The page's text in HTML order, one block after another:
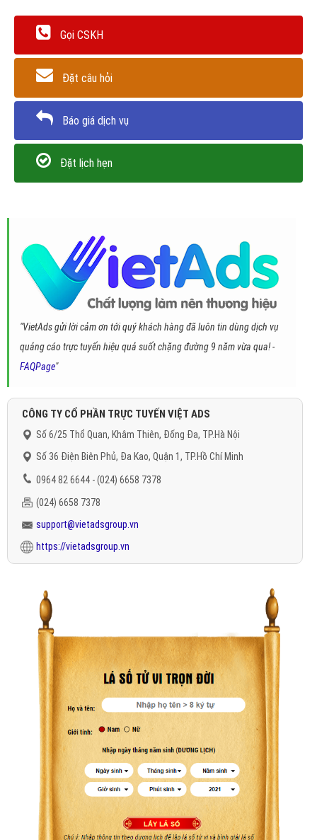
Gọi CSKH
Đặt câu hỏi
Báo giá dịch vụ
Đặt lịch hẹn
"VietAds gửi lời cảm ơn tới quý khách hàng đã luôn tin dùng dịch vụ
quảng cáo trực tuyến hiệu quả suốt chặng đường 9 năm vừa qua! -
FAQPage"
CÔNG TY CỔ PHẦN TRỰC TUYẾN VIỆT ADS
Số 6/25 Thổ Quan, Khâm Thiên, Đống Đa, TP.Hà Nội
Số 36 Điện Biên Phủ, Đa Kao, Quận 1, TP.Hồ Chí Minh
0964 82 6644 - (024) 6658 7378
(024) 6658 7378
support@vietadsgroup.vn
https://vietadsgroup.vn